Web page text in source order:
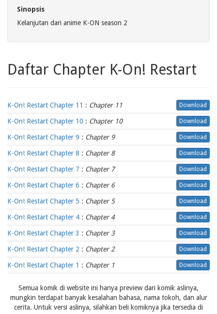
Sinopsis
Kelanjutan dari anime K-ON season 2
Daftar Chapter K-On! Restart
K-On! Restart Chapter 11 : Chapter 11 Download
K-On! Restart Chapter 10 : Chapter 10 Download
K-On! Restart Chapter 9 : Chapter 9 Download
K-On! Restart Chapter 8 : Chapter 8 Download
K-On! Restart Chapter 7 : Chapter 7 Download
K-On! Restart Chapter 6 : Chapter 6 Download
K-On! Restart Chapter 5 : Chapter 5 Download
K-On! Restart Chapter 4 : Chapter 4 Download
K-On! Restart Chapter 3 : Chapter 3 Download
K-On! Restart Chapter 2 : Chapter 2 Download
K-On! Restart Chapter 1 : Chapter 1 Download
Semua komik di website ini hanya preview dari komik aslinya,
mungkin terdapat banyak kesalahan bahasa, nama tokoh, dan alur
cerita. Untuk versi aslinya, silahkan beli komiknya jika tersedia di